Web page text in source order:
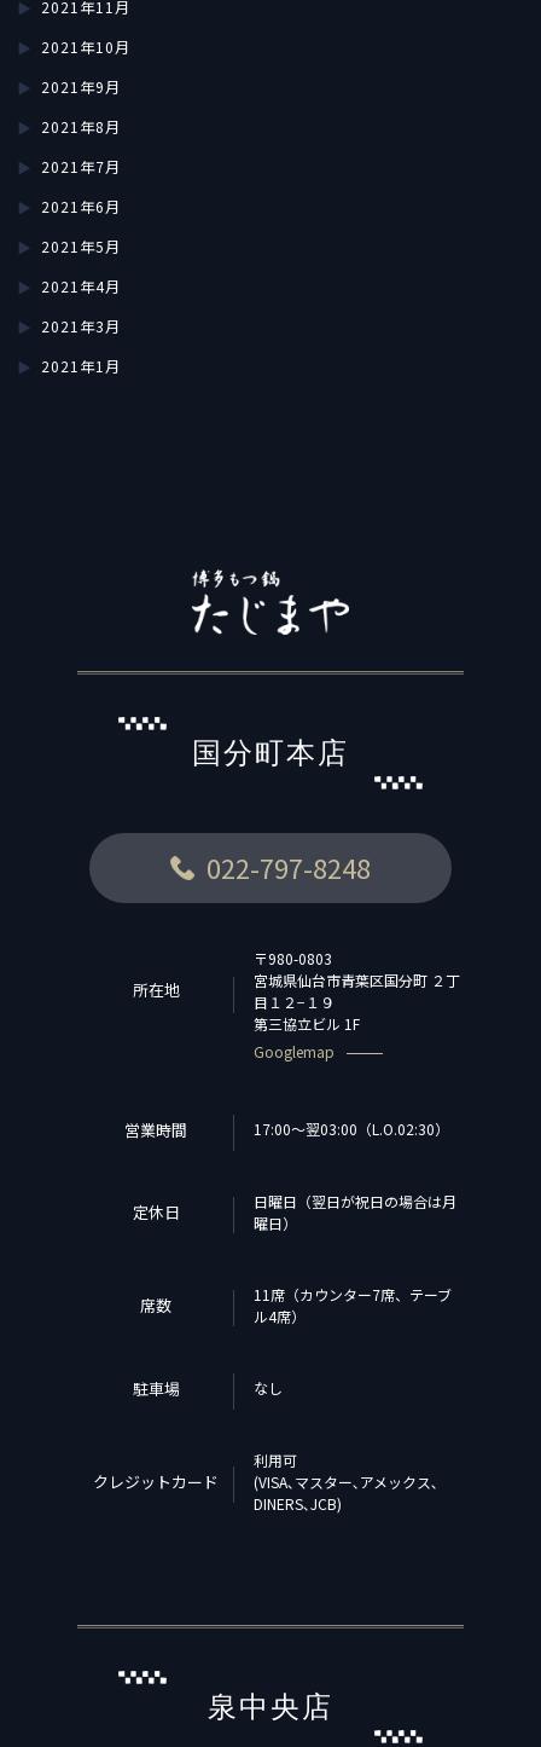
2021年11月
2021年10月
2021年9月
2021年8月
2021年7月
2021年6月
2021年5月
2021年4月
2021年3月
2021年1月
国分町本店
022-797-8248
所在地
〒980-0803
宮城県仙台市青葉区国分町 ２丁
目１２−１９
第三協立ビル 1F
Googlemap
営業時間 17:00〜翌03:00（L.O.02:30）
定休日
日曜日（翌日が祝日の場合は月
曜日）
席数
11席（カウンター7席、テーブ
ル4席）
駐車場 なし
クレジットカード
利用可
(VISA､マスター､アメックス､
DINERS､JCB)
泉中央店